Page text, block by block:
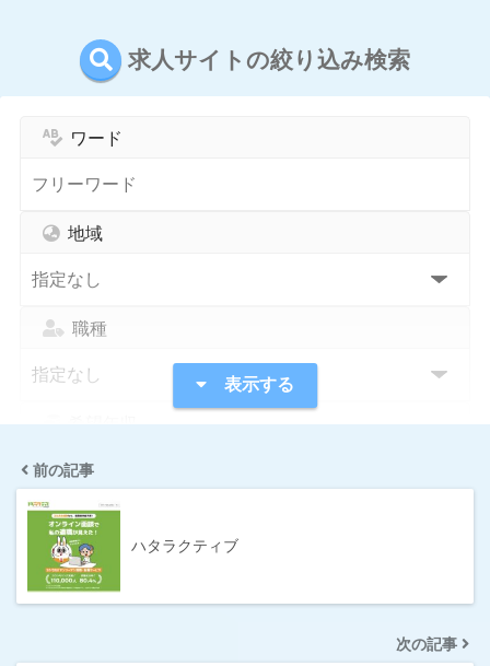
求人サイトの絞り込み検索
ワード
地域
職種
希望年収
指定なし
300万円〜
500万円〜
700万円〜 800万円〜
表示する
前の記事
ハタラクティブ
次の記事